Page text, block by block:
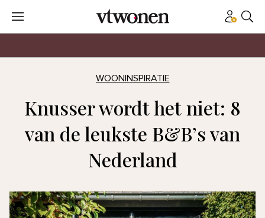
WOONINSPIRATIE
Knusser wordt het niet: 8
van de leukste B&B’s van
Nederland